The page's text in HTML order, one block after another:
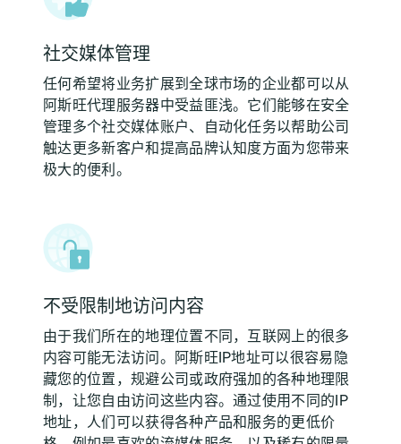
社交媒体管理
任何希望将业务扩展到全球市场的企业都可以从
阿斯旺代理服务器中受益匪浅。它们能够在安全
管理多个社交媒体账户、自动化任务以帮助公司
触达更多新客户和提高品牌认知度方面为您带来
极大的便利。
不受限制地访问内容
由于我们所在的地理位置不同，互联网上的很多
内容可能无法访问。阿斯旺IP地址可以很容易隐
藏您的位置，规避公司或政府强加的各种地理限
制，让您自由访问这些内容。通过使用不同的IP
地址，人们可以获得各种产品和服务的更低价